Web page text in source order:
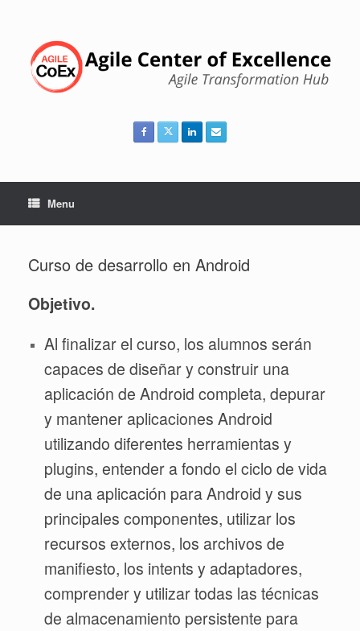
Menu
Curso de desarrollo en Android
Objetivo.
Al finalizar el curso, los alumnos serán
capaces de diseñar y construir una
aplicación de Android completa, depurar
y mantener aplicaciones Android
utilizando diferentes herramientas y
plugins, entender a fondo el ciclo de vida
de una aplicación para Android y sus
principales componentes, utilizar los
recursos externos, los archivos de
manifiesto, los intents y adaptadores,
comprender y utilizar todas las técnicas
de almacenamiento persistente para